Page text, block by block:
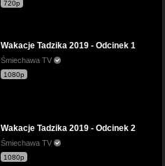
720p
Wakacje Tadzika 2019 - Odcinek 1
Śmiechawa TV
1080p
Wakacje Tadzika 2019 - Odcinek 2
Śmiechawa TV
1080p